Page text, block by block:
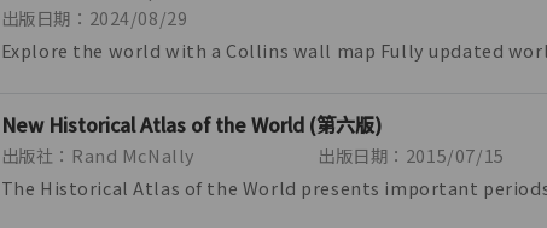
出版日期：2024/08/29
Explore the world with a Collins wall map Fully updated
New Historical Atlas of the World (第六版)
出版社：Rand McNally
出版日期：2015/07/15
The Historical Atlas of the World presents important